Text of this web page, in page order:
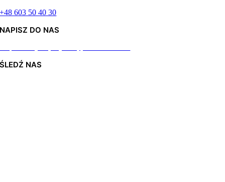
+48 603 50 40 30
NAPISZ DO NAS
ŚLEDŹ NAS